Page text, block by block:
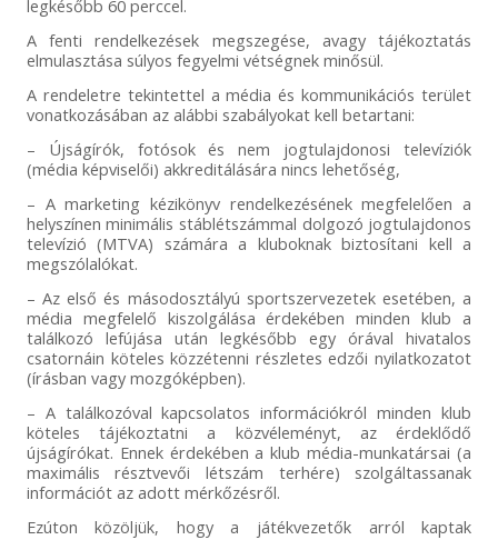
legkésőbb 60 perccel.
A fenti rendelkezések megszegése, avagy tájékoztatás
elmulasztása súlyos fegyelmi vétségnek minősül.
A rendeletre tekintettel a média és kommunikációs terület
vonatkozásában az alábbi szabályokat kell betartani:
– Újságírók, fotósok és nem jogtulajdonosi televíziók
(média képviselői) akkreditálására nincs lehetőség,
– A marketing kézikönyv rendelkezésének megfelelően a
helyszínen minimális stáblétszámmal dolgozó jogtulajdonos
televízió (MTVA) számára a kluboknak biztosítani kell a
megszólalókat.
– Az első és másodosztályú sportszervezetek esetében, a
média megfelelő kiszolgálása érdekében minden klub a
találkozó lefújása után legkésőbb egy órával hivatalos
csatornáin köteles közzétenni részletes edzői nyilatkozatot
(írásban vagy mozgóképben).
– A találkozóval kapcsolatos információkról minden klub
köteles tájékoztatni a közvéleményt, az érdeklődő
újságírókat. Ennek érdekében a klub média-munkatársai (a
maximális résztvevői létszám terhére) szolgáltassanak
információt az adott mérkőzésről.
Ezúton közöljük, hogy a játékvezetők arról kaptak